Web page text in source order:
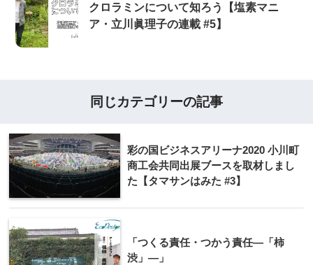
クロラミンについて知ろう【塩素マニ
ア・立川眞理子の連載 #5】
同じカテゴリーの記事
彩の国ビジネスアリーナ2020 小川町
商工会共同出展ブースを取材しまし
た【タマサンはみた #3】
「つくる責任・つかう責任―「柿
渋」―」